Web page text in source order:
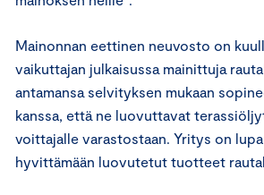
Mainonnan eettinen neuvosto on
vaikuttajan julkaisussa mainittuja
antamansa selvityksen mukaan
kanssa, että ne luovuttavat
voittajalle varastostaan. Yritys on
hyvittämään luovutetut tuotteet